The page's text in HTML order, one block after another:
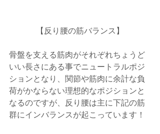
【反り腰の筋バランス】
骨盤を支える筋肉がそれぞれちょうど
いい長さにある事でニュートラルポジ
ションとなり、関節や筋肉に余計な負
荷がかならない理想的なポジションと
なるのですが、反り腰は主に下記の筋
群にインバランスが起こっています！